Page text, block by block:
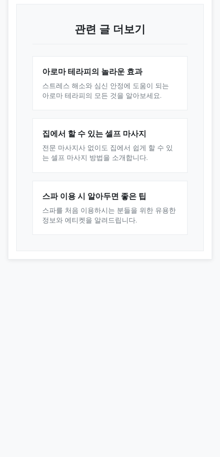
관련 글 더보기
아로마 테라피의 놀라운 효과
스트레스 해소와 심신 안정에 도움이 되는
아로마 테라피의 모든 것을 알아보세요.
집에서 할 수 있는 셀프 마사지
전문 마사지사 없이도 집에서 쉽게 할 수 있
는 셀프 마사지 방법을 소개합니다.
스파 이용 시 알아두면 좋은 팁
스파를 처음 이용하시는 분들을 위한 유용한
정보와 에티켓을 알려드립니다.